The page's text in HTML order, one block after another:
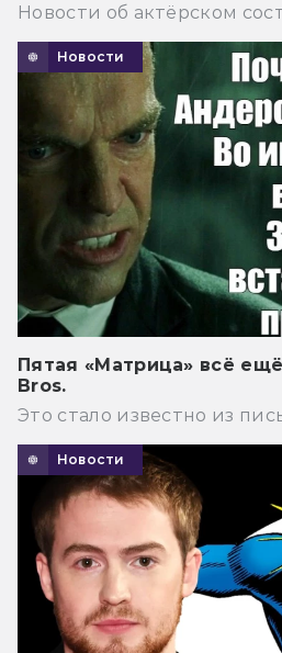
Новости об актёрском
Новости
Пятая «Матрица» всё
Bros.
Это стало известно из
Новости